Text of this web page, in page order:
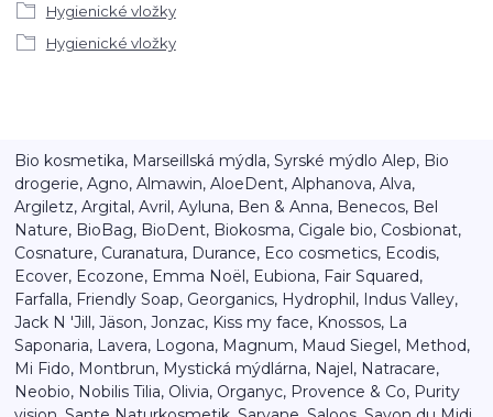
Hygienické vložky
Hygienické vložky
Bio kosmetika, Marseillská mýdla, Syrské mýdlo Alep, Bio
drogerie, Agno, Almawin, AloeDent, Alphanova, Alva,
Argiletz, Argital, Avril, Ayluna, Ben & Anna, Benecos, Bel
Nature, BioBag, BioDent, Biokosma, Cigale bio, Cosbionat,
Cosnature, Curanatura, Durance, Eco cosmetics, Ecodis,
Ecover, Ecozone, Emma Noël, Eubiona, Fair Squared,
Farfalla, Friendly Soap, Georganics, Hydrophil, Indus Valley,
Jack N 'Jill, Jäson, Jonzac, Kiss my face, Knossos, La
Saponaria, Lavera, Logona, Magnum, Maud Siegel, Method,
Mi Fido, Montbrun, Mystická mýdlárna, Najel, Natracare,
Neobio, Nobilis Tilia, Olivia, Organyc, Provence & Co, Purity